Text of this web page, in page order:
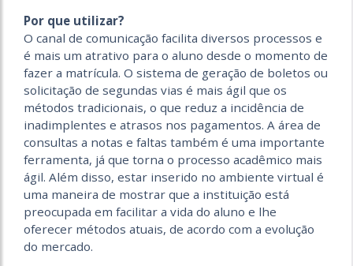
Por que utilizar?
O canal de comunicação facilita diversos processos e
é mais um atrativo para o aluno desde o momento de
fazer a matrícula. O sistema de geração de boletos ou
solicitação de segundas vias é mais ágil que os
métodos tradicionais, o que reduz a incidência de
inadimplentes e atrasos nos pagamentos. A área de
consultas a notas e faltas também é uma importante
ferramenta, já que torna o processo acadêmico mais
ágil. Além disso, estar inserido no ambiente virtual é
uma maneira de mostrar que a instituição está
preocupada em facilitar a vida do aluno e lhe
oferecer métodos atuais, de acordo com a evolução
do mercado.